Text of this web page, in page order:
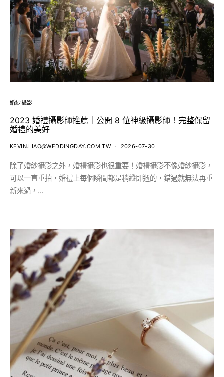
婚紗攝影
2023 婚禮攝影師推薦｜公開 8 位神級攝影師！完整保留
婚禮的美好
KEVIN.LIAO@WEDDINGDAY.COM.TW 2026-07-30
除了婚紗攝影之外，婚禮攝影也很重要！婚禮攝影不像婚紗攝影，
可以一直重拍，婚禮上每個瞬間都是稍縱即逝的，錯過就無法再重
新來過，…